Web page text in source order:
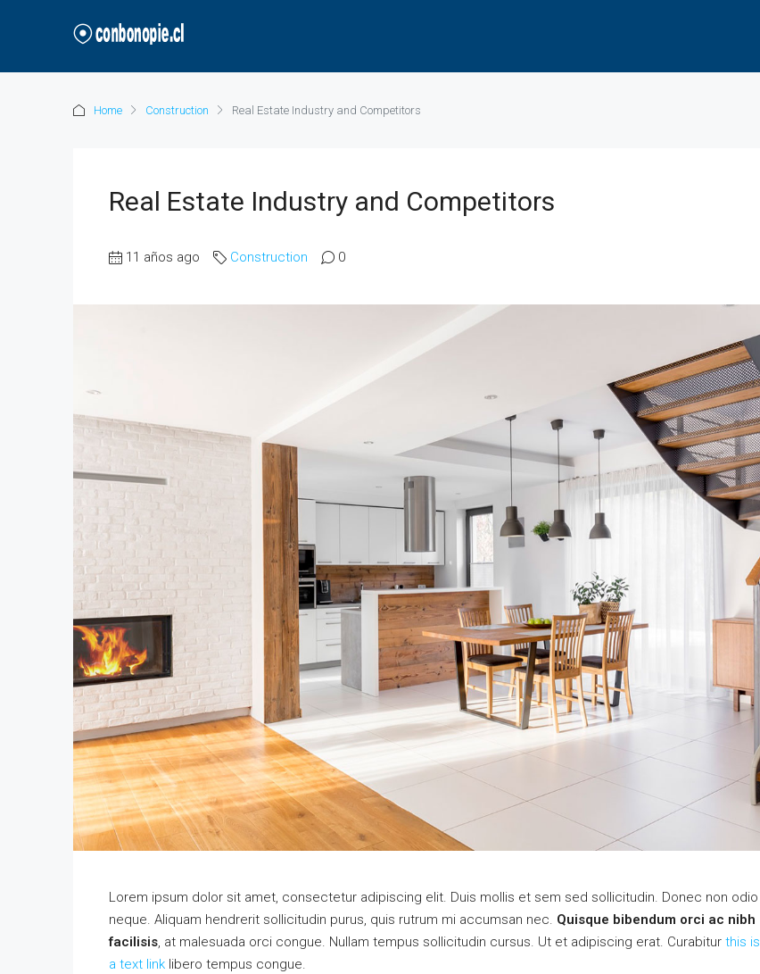
Home Construction Real Estate Industry and Competitors
Real Estate Industry and Competitors
11 años ago Construction 0
Lorem ipsum dolor sit amet, consectetur adipiscing elit. Duis mollis et sem sed sollicitudin. Donec non odio
neque. Aliquam hendrerit sollicitudin purus, quis rutrum mi accumsan nec. Quisque bibendum orci ac nibh
facilisis, at malesuada orci congue. Nullam tempus sollicitudin cursus. Ut et adipiscing erat. Curabitur this is
a text link libero tempus congue.